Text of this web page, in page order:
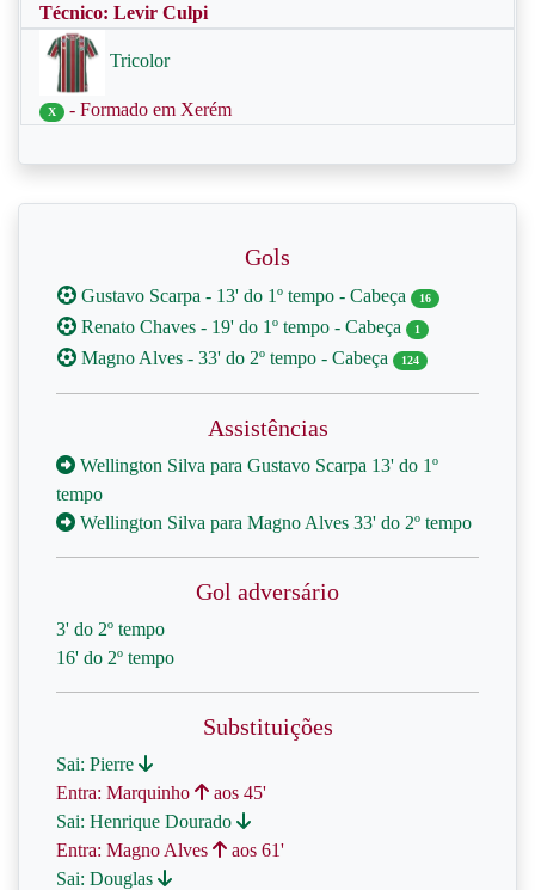
Técnico: Levir Culpi
Tricolor
X - Formado em Xerém
Gols
Gustavo Scarpa - 13' do 1º tempo - Cabeça 16
Renato Chaves - 19' do 1º tempo - Cabeça 1
Magno Alves - 33' do 2º tempo - Cabeça 124
Assistências
Wellington Silva para Gustavo Scarpa 13' do 1º
tempo
Wellington Silva para Magno Alves 33' do 2º tempo
Gol adversário
3' do 2º tempo
16' do 2º tempo
Substituições
Sai: Pierre
Entra: Marquinho
aos 45'
Sai: Henrique Dourado
Entra: Magno Alves
aos 61'
Sai: Douglas